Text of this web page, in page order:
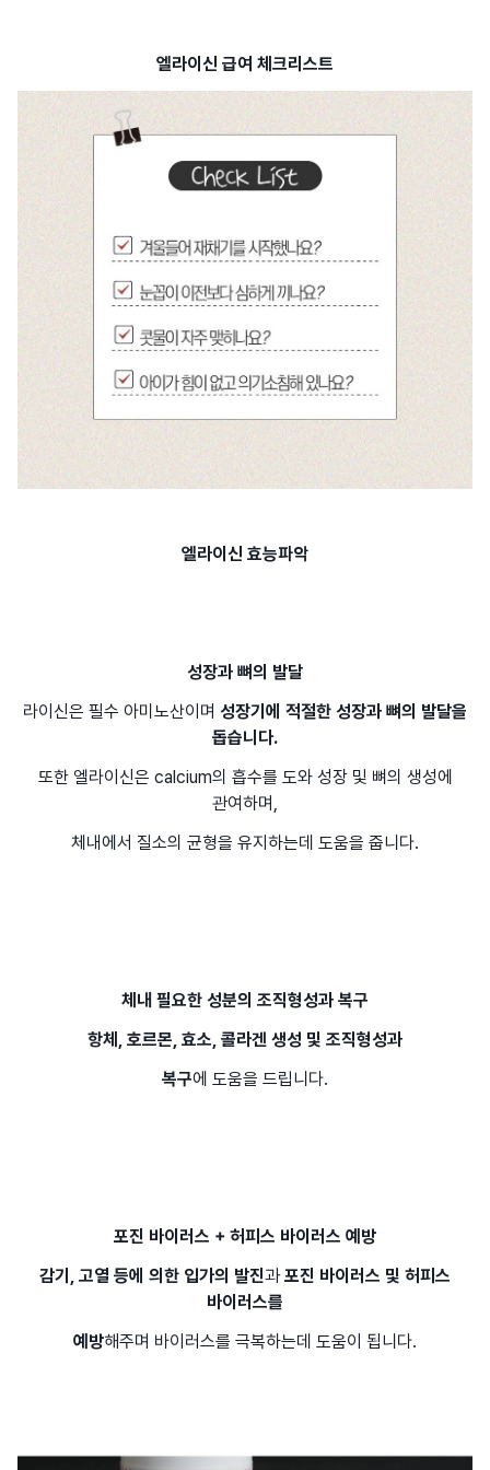
엘라이신 급여 체크리스트
엘라이신 효능파악
성장과 뼈의 발달
라이신은 필수 아미노산이며 성장기에 적절한 성장과 뼈의 발달을
돕습니다.
또한 엘라이신은 calcium의 흡수를 도와 성장 및 뼈의 생성에
관여하며,
체내에서 질소의 균형을 유지하는데 도움을 줍니다.
체내 필요한 성분의 조직형성과 복구
항체, 호르몬, 효소, 콜라겐 생성 및 조직형성과
복구에 도움을 드립니다.
포진 바이러스 + 허피스 바이러스 예방
감기, 고열 등에 의한 입가의 발진과포진 바이러스 및 허피스
바이러스를
예방해주며 바이러스를 극복하는데 도움이 됩니다.